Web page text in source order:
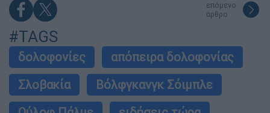
επόμενο
άρθρο
#TAGS
δολοφονίες
απόπειρα δολοφονίας
Σλοβακία
Βόλφγκανγκ Σόιμπλε